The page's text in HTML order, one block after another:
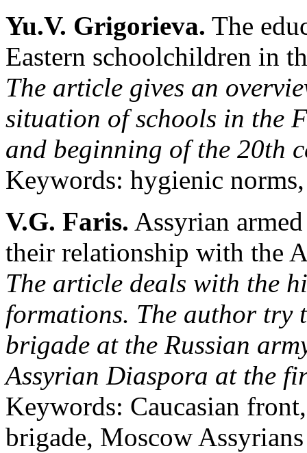
Yu.V. Grigorieva. The
Eastern schoolchildren in
The article gives an
situation of schools in the
and beginning of the 20th
Keywords: hygienic norms,
V.G. Faris. Assyrian
their relationship with the
The article deals with the
formations. The author try
brigade at the Russian
Assyrian Diaspora at the
Keywords: Caucasian
brigade, Moscow